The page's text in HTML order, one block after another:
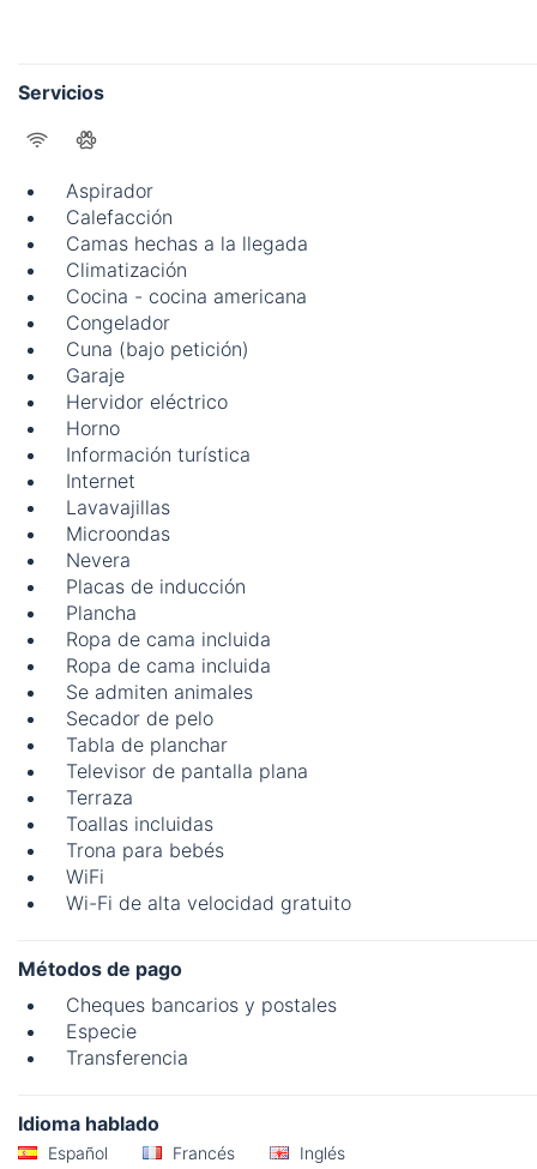
Servicios
Aspirador
Calefacción
Camas hechas a la llegada
Climatización
Cocina - cocina americana
Congelador
Cuna (bajo petición)
Garaje
Hervidor eléctrico
Horno
Información turística
Internet
Lavavajillas
Microondas
Nevera
Placas de inducción
Plancha
Ropa de cama incluida
Ropa de cama incluida
Se admiten animales
Secador de pelo
Tabla de planchar
Televisor de pantalla plana
Terraza
Toallas incluidas
Trona para bebés
WiFi
Wi-Fi de alta velocidad gratuito
Métodos de pago
Cheques bancarios y postales
Especie
Transferencia
Idioma hablado
Español Francés Inglés